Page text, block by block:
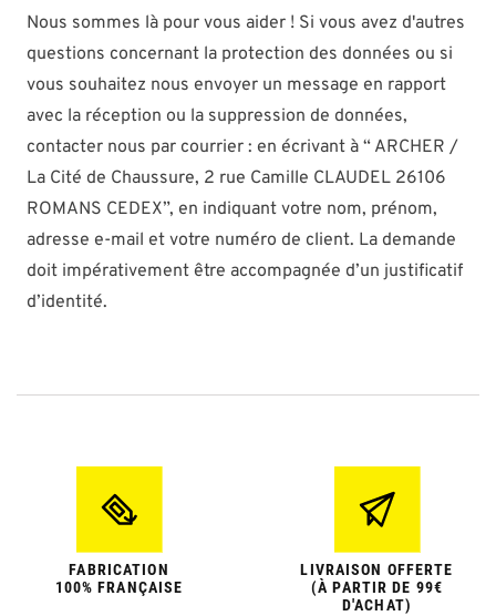
Nous sommes là pour vous aider ! Si vous avez d'autres
questions concernant la protection des données ou si
vous souhaitez nous envoyer un message en rapport
avec la réception ou la suppression de données,
contacter nous par courrier : en écrivant à “ ARCHER /
La Cité de Chaussure, 2 rue Camille CLAUDEL 26106
ROMANS CEDEX”, en indiquant votre nom, prénom,
adresse e-mail et votre numéro de client. La demande
doit impérativement être accompagnée d’un justificatif
d’identité.
FABRICATION
100% FRANÇAISE
LIVRAISON OFFERTE
(À PARTIR DE 99€
D'ACHAT)